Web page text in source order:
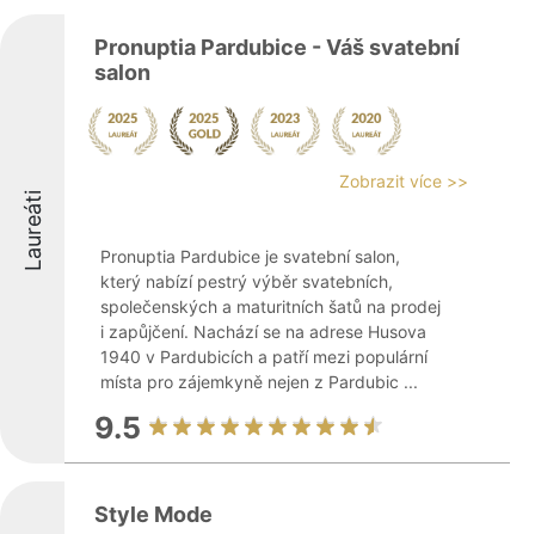
Laureáti
Pronuptia Pardubice - Váš svatební
salon
Zobrazit více >>
Pronuptia Pardubice je svatební salon,
který nabízí pestrý výběr svatebních,
společenských a maturitních šatů na prodej
i zapůjčení. Nachází se na adrese Husova
1940 v Pardubicích a patří mezi populární
místa pro zájemkyně nejen z Pardubic ...
9.5
Style Mode